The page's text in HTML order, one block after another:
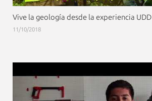
Vive la geología desde la experiencia UDD
11/10/2018